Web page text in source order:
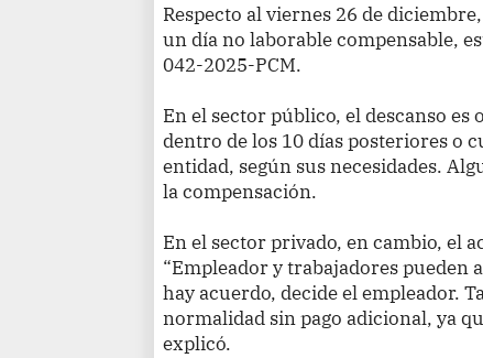
Respecto al viernes 26 de
un día no laborable compensable,
042-2025-PCM.
En el sector público, el descanso
dentro de los 10 días posteriores o
entidad, según sus necesidades.
la compensación.
En el sector privado, en cambio, el
“Empleador y trabajadores pueden
hay acuerdo, decide el empleador.
normalidad sin pago adicional, ya
explicó.